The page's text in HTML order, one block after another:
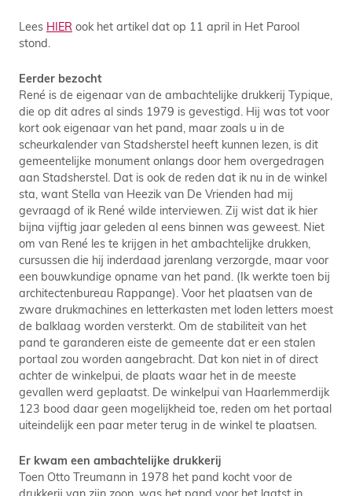
Lees HIER ook het artikel dat op 11 april in Het Parool
stond.
Eerder bezocht
René is de eigenaar van de ambachtelijke drukkerij Typique,
die op dit adres al sinds 1979 is gevestigd. Hij was tot voor
kort ook eigenaar van het pand, maar zoals u in de
scheurkalender van Stadsherstel heeft kunnen lezen, is dit
gemeentelijke monument onlangs door hem overgedragen
aan Stadsherstel. Dat is ook de reden dat ik nu in de winkel
sta, want Stella van Heezik van De Vrienden had mij
gevraagd of ik René wilde interviewen. Zij wist dat ik hier
bijna vijftig jaar geleden al eens binnen was geweest. Niet
om van René les te krijgen in het ambachtelijke drukken,
cursussen die hij inderdaad jarenlang verzorgde, maar voor
een bouwkundige opname van het pand. (Ik werkte toen bij
architectenbureau Rappange). Voor het plaatsen van de
zware drukmachines en letterkasten met loden letters moest
de balklaag worden versterkt. Om de stabiliteit van het
pand te garanderen eiste de gemeente dat er een stalen
portaal zou worden aangebracht. Dat kon niet in of direct
achter de winkelpui, de plaats waar het in de meeste
gevallen werd geplaatst. De winkelpui van Haarlemmerdijk
123 bood daar geen mogelijkheid toe, reden om het portaal
uiteindelijk een paar meter terug in de winkel te plaatsen.
Er kwam een ambachtelijke drukkerij
Toen Otto Treumann in 1978 het pand kocht voor de